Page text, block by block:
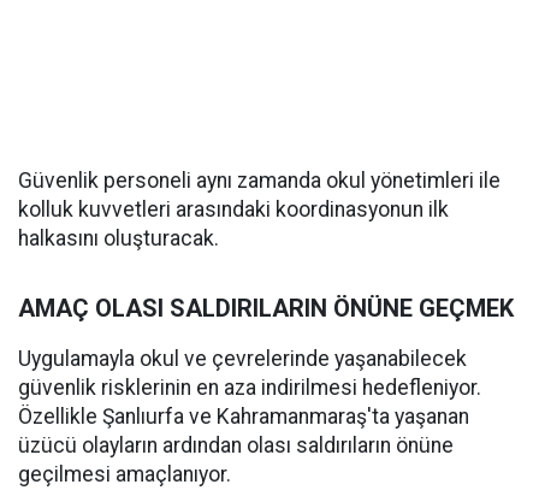
Güvenlik personeli aynı zamanda okul yönetimleri ile
kolluk kuvvetleri arasındaki koordinasyonun ilk
halkasını oluşturacak.
AMAÇ OLASI SALDIRILARIN ÖNÜNE GEÇMEK
Uygulamayla okul ve çevrelerinde yaşanabilecek
güvenlik risklerinin en aza indirilmesi hedefleniyor.
Özellikle Şanlıurfa ve Kahramanmaraş'ta yaşanan
üzücü olayların ardından olası saldırıların önüne
geçilmesi amaçlanıyor.